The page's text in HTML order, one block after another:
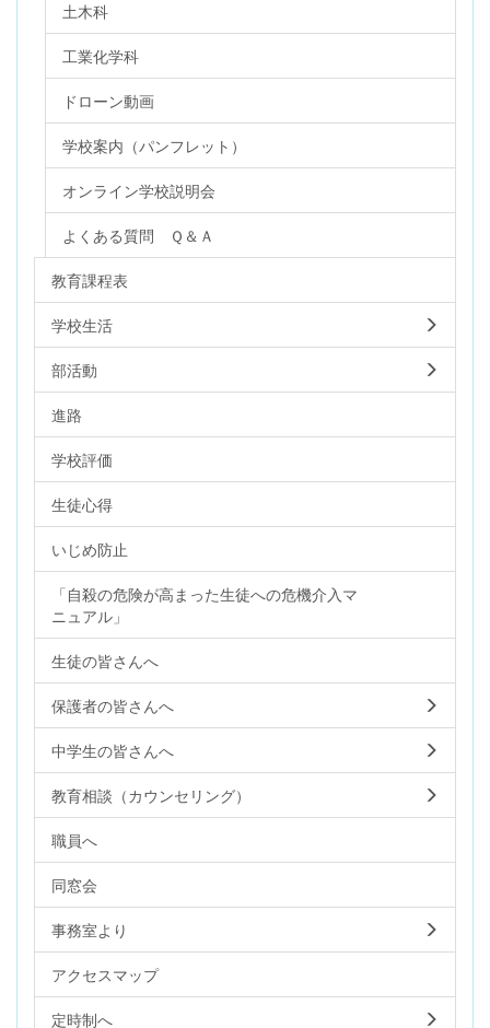
土木科
工業化学科
ドローン動画
学校案内（パンフレット）
オンライン学校説明会
よくある質問 Ｑ＆Ａ
教育課程表
学校生活
部活動
進路
学校評価
生徒心得
いじめ防止
「自殺の危険が高まった生徒への危機介入マ
ニュアル」
生徒の皆さんへ
保護者の皆さんへ
中学生の皆さんへ
教育相談（カウンセリング）
職員へ
同窓会
事務室より
アクセスマップ
定時制へ